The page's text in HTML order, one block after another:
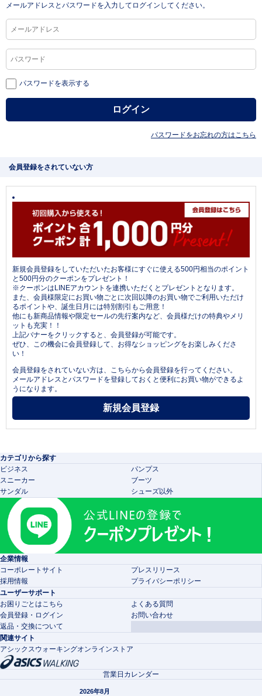
メールアドレスとパスワードを入力してログインしてください。
パスワードを表示する
パスワードをお忘れの方はこちら
会員登録をされていない方
新規会員登録をしていただいたお客様にすぐに使える500円相当のポイント
と500円分のクーポンをプレゼント！
※クーポンはLINEアカウントを連携いただくとプレゼントとなります。
また、会員様限定にお買い物ごとに次回以降のお買い物でご利用いただけ
るポイントや、誕生日月には特別割引もご用意！
他にも新商品情報や限定セールの先行案内など、会員様だけの特典やメリ
ットも充実！！
上記バナーをクリックすると、会員登録が可能です。
ぜひ、この機会に会員登録して、お得なショッピングをお楽しみくださ
い！
会員登録をされていない方は、こちらから会員登録を行ってください。
メールアドレスとパスワードを登録しておくと便利にお買い物ができるよ
うになります。
カテゴリから探す
ビジネス
パンプス
スニーカー
ブーツ
サンダル
シューズ以外
企業情報
コーポレートサイト
プレスリリース
採用情報
プライバシーポリシー
ユーザーサポート
お困りごとはこちら
よくある質問
会員登録・ログイン
お問い合わせ
返品・交換について
関連サイト
アシックスウォーキングオンラインストア
営業日カレンダー
2026年8月